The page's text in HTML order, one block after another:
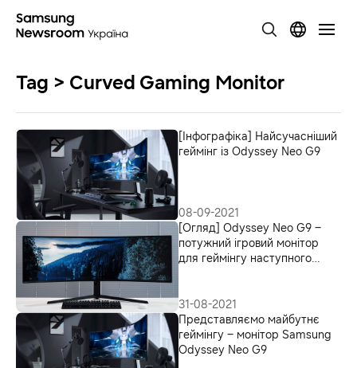
Tag > Curved Gaming Monitor
[Інфографіка] Найсучасніший
геймінг із Odyssey Neo G9
08-09-2021
[Огляд] Odyssey Neo G9 –
потужний ігровий монітор
для геймінгу наступного
31-08-2021
Представляємо майбутнє
геймінгу – монітор Samsung
Odyssey Neo G9